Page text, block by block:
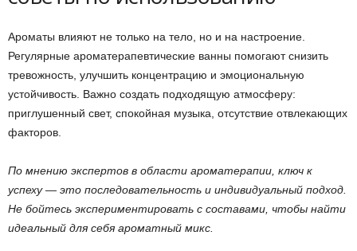
Ароматы влияют не только на тело, но и на настроение.
Регулярные ароматерапевтические ванны помогают снизить
тревожность, улучшить концентрацию и эмоциональную
устойчивость. Важно создать подходящую атмосферу:
приглушенный свет, спокойная музыка, отсутствие отвлекающих
факторов.
По мнению экспертов в области ароматерапии, ключ к
успеху — это последовательность и индивидуальный подход.
Не бойтесь экспериментировать с составами, чтобы найти
идеальный для себя ароматный микс.